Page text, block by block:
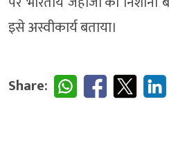
इसे अस्वीकार्य बताया।
Share: